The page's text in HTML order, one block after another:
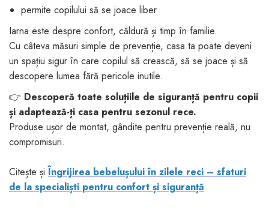
permite copilului să se joace liber
Iarna este despre confort, căldură și timp în familie.
Cu câteva măsuri simple de prevenție, casa ta poate deveni
un spațiu sigur în care copilul să crească, să se joace și să
descopere lumea fără pericole inutile.
👉 Descoperă toate soluțiile de siguranță pentru copii
și adaptează-ți casa pentru sezonul rece.
Produse ușor de montat, gândite pentru prevenție reală, nu
compromisuri.
Citește și Îngrijirea bebelușului în zilele reci – sfaturi
de la specialiști pentru confort și siguranță